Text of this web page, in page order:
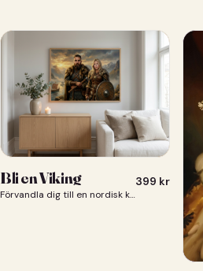
Bli en Viking
Förvandla dig till en nordisk krigare i ett episkt vikingaporträtt.
399 kr